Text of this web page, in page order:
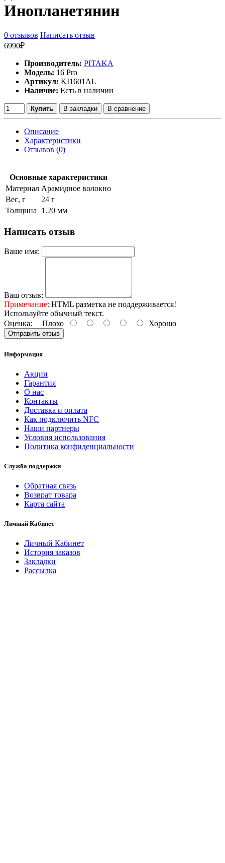
Инопланетянин
0 отзывов Написать отзыв
6990₽
Производитель: PITAKA
Модель: 16 Pro
Артикул: KI1601AL
Наличие: Есть в наличии
Купить В закладки В сравнение
Описание
Характеристики
Отзывов (0)
Основные характеристики
Материал Арамидное волокно
Вес, г
24 г
Толщина
1.20 мм
Написать отзыв
Ваше имя:
Ваш отзыв:
Примечание: HTML разметка не поддерживается!
Используйте обычный текст.
Оценка: Плохо Хорошо
Отправить отзыв
Информация
Акции
Гарантия
O нас
Контакты
Доставка и оплата
Как подключить NFC
Наши партнеры
Условия использования
Политика конфиденциальности
Служба поддержки
Обратная связь
Возврат товара
Карта сайта
Личный Кабинет
Личный Кабинет
История заказов
Закладки
Рассылка